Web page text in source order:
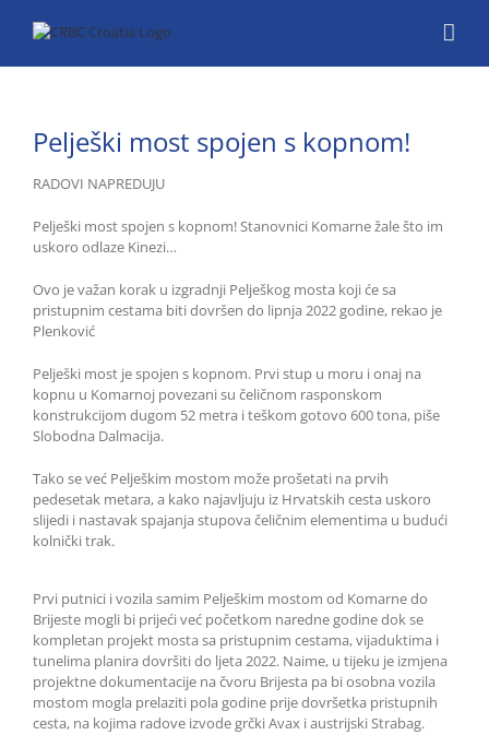
Pelješki most spojen s kopnom!
RADOVI NAPREDUJU
Pelješki most spojen s kopnom! Stanovnici Komarne žale što im
uskoro odlaze Kinezi…
Ovo je važan korak u izgradnji Pelješkog mosta koji će sa
pristupnim cestama biti dovršen do lipnja 2022 godine, rekao je
Plenković
Pelješki most je spojen s kopnom. Prvi stup u moru i onaj na
kopnu u Komarnoj povezani su čeličnom rasponskom
konstrukcijom dugom 52 metra i teškom gotovo 600 tona, piše
Slobodna Dalmacija.
Tako se već Pelješkim mostom može prošetati na prvih
pedesetak metara, a kako najavljuju iz Hrvatskih cesta uskoro
slijedi i nastavak spajanja stupova čeličnim elementima u budući
kolnički trak.
Prvi putnici i vozila samim Pelješkim mostom od Komarne do
Brijeste mogli bi prijeći već početkom naredne godine dok se
kompletan projekt mosta sa pristupnim cestama, vijaduktima i
tunelima planira dovršiti do ljeta 2022. Naime, u tijeku je izmjena
projektne dokumentacije na čvoru Brijesta pa bi osobna vozila
mostom mogla prelaziti pola godine prije dovršetka pristupnih
cesta, na kojima radove izvode grčki Avax i austrijski Strabag.